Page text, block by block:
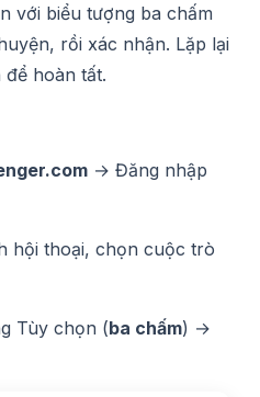
với biểu tượng ba chấm
rồi xác nhận. Lặp lại
hoàn tất.
→ Đăng nhập
hội thoại, chọn cuộc trò
Tùy chọn (ba chấm) →